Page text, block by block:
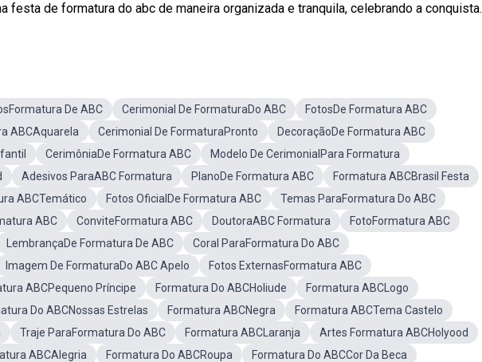
festa de formatura do abc de maneira organizada e tranquila, celebrando a conquista.
De ABC Cerimonial De FormaturaDo ABC
FotosDe Formatura ABC
ABCAquarela Cerimonial De FormaturaPronto
DecoraçãoDe Formatura ABC
CerimôniaDe Formatura ABC
Modelo De CerimonialPara Formatura
Adesivos ParaABC Formatura PlanoDe Formatura ABC
Formatura ABCBrasil Festa
ABCTemático Fotos OficialDe Formatura ABC
Temas ParaFormatura Do ABC
ABC ConviteFormatura ABC DoutoraABC Formatura
FotoFormatura ABC
LembrançaDe Formatura De ABC
Coral ParaFormatura Do ABC
Imagem De FormaturaDo ABC Apelo
Fotos ExternasFormatura ABC
ABCPequeno Príncipe Formatura Do ABCHoliude
Formatura ABCLogo
Do ABCNossas Estrelas Formatura ABCNegra
Formatura ABCTema Castelo
Traje ParaFormatura Do ABC Formatura ABCLaranja
Artes Formatura ABCHolyood
ABCAlegria Formatura Do ABCRoupa
Formatura Do ABCCor Da Beca